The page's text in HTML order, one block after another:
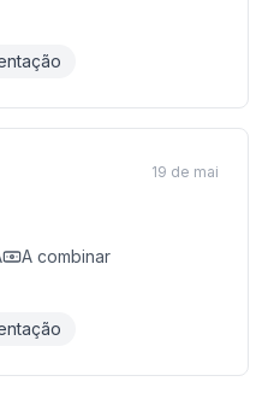
A combinar
19 de mai